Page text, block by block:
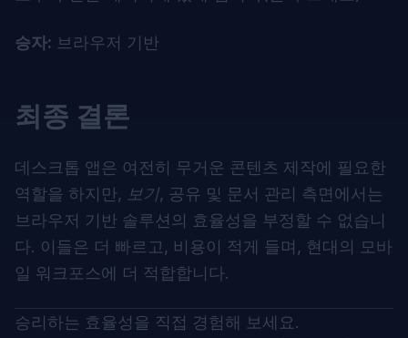
승자: 브라우저 기반
최종 결론
데스크톱 앱은 여전히 무거운 콘텐츠 제작에 필요한
역할을 하지만, 보기, 공유 및 문서 관리 측면에서는
브라우저 기반 솔루션의 효율성을 부정할 수 없습니
다. 이들은 더 빠르고, 비용이 적게 들며, 현대의 모바
일 워크포스에 더 적합합니다.
승리하는 효율성을 직접 경험해 보세요.